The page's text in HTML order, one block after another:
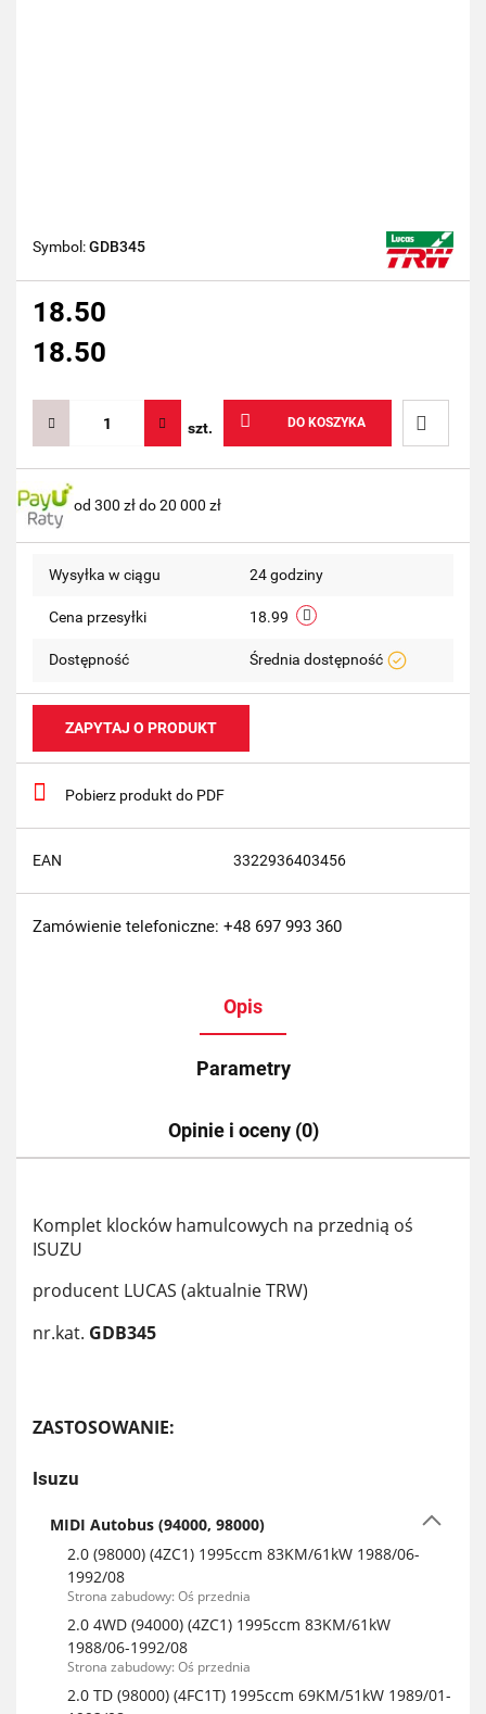
Symbol:GDB345
18.50
18.50
szt. DO KOSZYKA
Do
od 300 zł do 20 000 zł
Wysyłka w ciągu 24 godziny
Cena przesyłki 18.99
Dostępność Średnia dostępność
ZAPYTAJ O PRODUKT
Pobierz produkt do PDF
EAN 3322936403456
Zamówienie telefoniczne: +48 697 993 360
Opis
Parametry
Opinie i oceny (0)
Komplet klocków hamulcowych na przednią oś
ISUZU
producent LUCAS (aktualnie TRW)
nr.kat. GDB345
ZASTOSOWANIE:
Isuzu
MIDI Autobus (94000, 98000)
2.0 (98000) (4ZC1) 1995ccm 83KM/61kW 1988/06-
1992/08
Strona zabudowy: Oś przednia
2.0 4WD (94000) (4ZC1) 1995ccm 83KM/61kW
1988/06-1992/08
Strona zabudowy: Oś przednia
2.0 TD (98000) (4FC1T) 1995ccm 69KM/51kW 1989/01-